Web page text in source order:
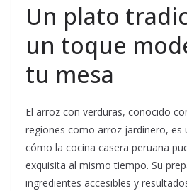
Un plato
un toque
tu mesa
El arroz con verduras, conocido
regiones como arroz jardinero, es
cómo la cocina casera peruana
exquisita al mismo tiempo. Su
ingredientes accesibles y